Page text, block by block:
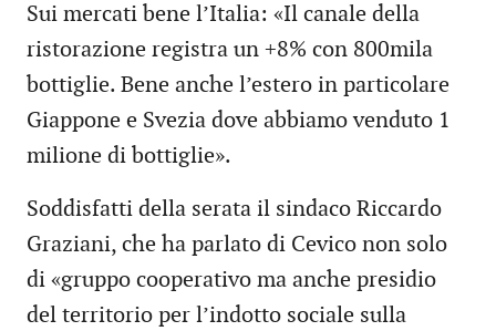
Sui mercati bene l’Italia: «Il canale della
ristorazione registra un +8% con 800mila
bottiglie. Bene anche l’estero in particolare
Giappone e Svezia dove abbiamo venduto 1
milione di bottiglie».
Soddisfatti della serata il sindaco Riccardo
Graziani, che ha parlato di Cevico non solo
di «gruppo cooperativo ma anche presidio
del territorio per l’indotto sociale sulla